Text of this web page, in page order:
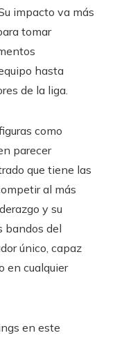
impacto va más
tomar
hasta
de la liga.
como
parecer
que tiene las
al más
y su
bandos del
único, capaz
en cualquier
en este